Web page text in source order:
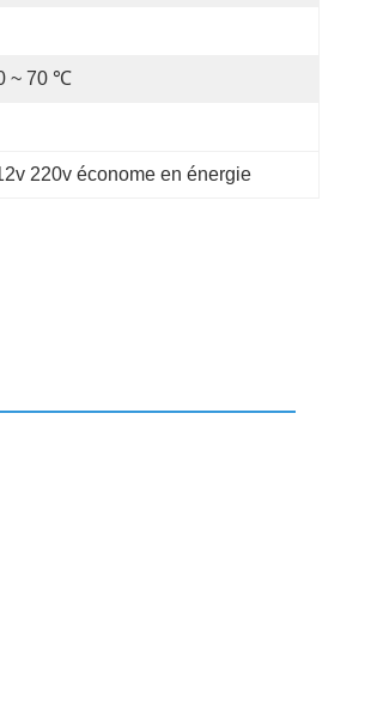
~ 70 ℃
220v économe en énergie